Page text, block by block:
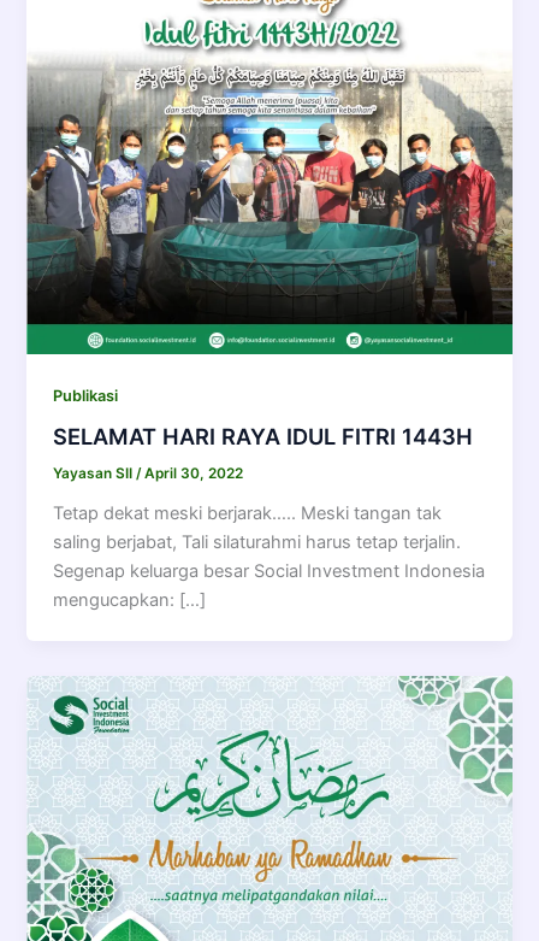
Publikasi
SELAMAT HARI RAYA IDUL FITRI 1443H
Yayasan SII/April 30, 2022
Tetap dekat meski berjarak….. Meski tangan tak
saling berjabat, Tali silaturahmi harus tetap terjalin.
Segenap keluarga besar Social Investment Indonesia
mengucapkan: […]